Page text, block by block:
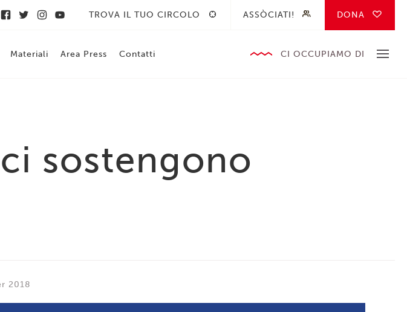
TROVA IL TUO CIRCOLO ASSÒCIATI! DONA
Materiali Area Press Contatti CI OCCUPIAMO DI
sostengono
2018